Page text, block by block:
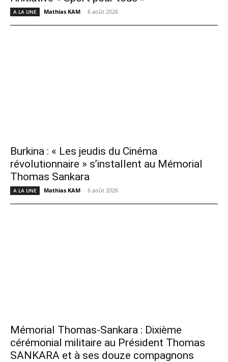
A LA UNE Mathias KAM - 6 août 2026
Burkina : « Les jeudis du Cinéma
révolutionnaire » s’installent au Mémorial
Thomas Sankara
A LA UNE Mathias KAM - 6 août 2026
Mémorial Thomas-Sankara : Dixième
cérémonial militaire au Président Thomas
SANKARA et à ses douze compagnons